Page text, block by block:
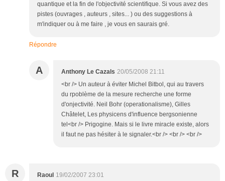
quantique et la fin de l'objectivité scientifique. Si vous avez des
pistes (ouvrages , auteurs , sites... ) ou des suggestions à
m'indiquer ou à me faire , je vous en saurais gré.
Répondre
A Anthony Le Cazals 20/05/2008 21:11
<br /> Un auteur à éviter Michel Bitbol, qui au travers
du rpoblème de la mesure recherche une forme
d'onjectivité. Neil Bohr (operationalisme), Gilles
Châtelet, Les physicens d'influence bergsonienne
tel<br /> Prigogine. Mais si le livre miracle existe, alors
il faut ne pas hésiter à le signaler.<br /> <br /> <br />
R Raoul 19/02/2007 23:01